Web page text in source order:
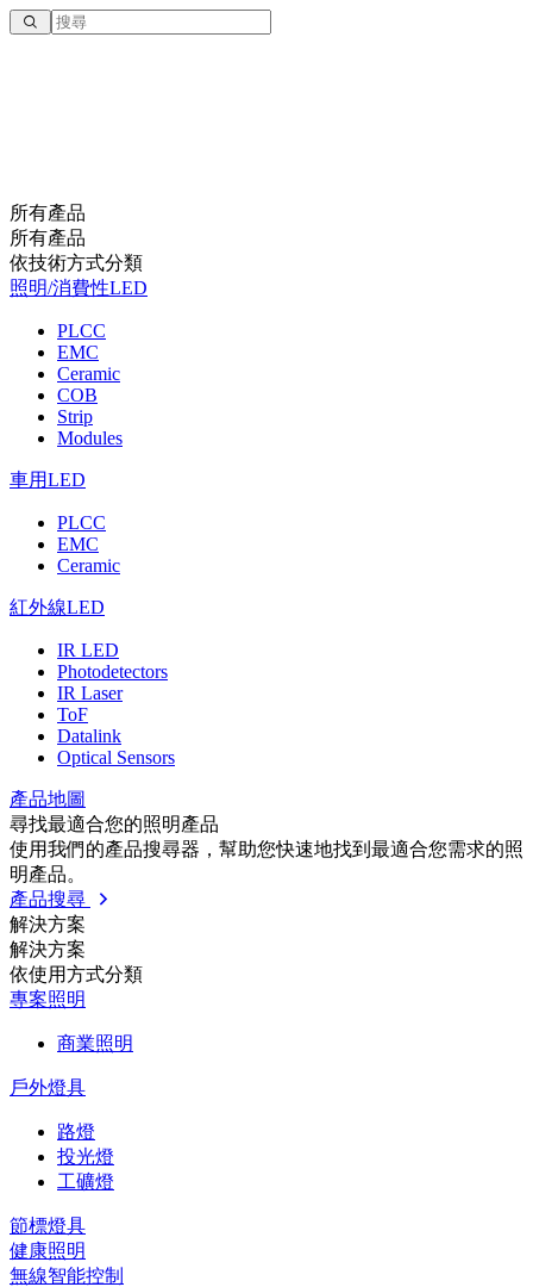
所有產品
所有產品
依技術⽅式分類
照明/消費性LED
PLCC
EMC
Ceramic
COB
Strip
Modules
車用LED
PLCC
EMC
Ceramic
紅外線LED
IR LED
Photodetectors
IR Laser
ToF
Datalink
Optical Sensors
產品地圖
尋找最適合您的照明產品
使用我們的產品搜尋器，幫助您快速地找到最適合您需求的照
明產品。
產品搜尋
解決方案
解決方案
依使⽤⽅式分類
專案照明
商業照明
戶外燈具
路燈
投光燈
工礦燈
節標燈具
健康照明
無線智能控制